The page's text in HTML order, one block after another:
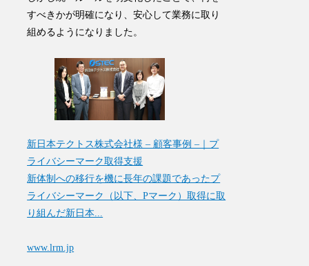
すべきかが明確になり、安心して業務に取り
組めるようになりました。
新日本テクトス株式会社様 – 顧客事例 –｜プ
ライバシーマーク取得支援
新体制への移行を機に長年の課題であったプ
ライバシーマーク（以下、Pマーク）取得に取
り組んだ新日本...
www.lrm.jp